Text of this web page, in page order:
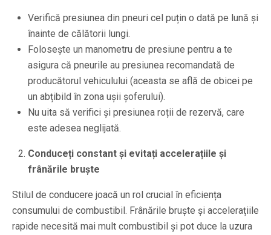
Verifică presiunea din pneuri cel puțin o dată pe lună și
înainte de călătorii lungi.
Folosește un manometru de presiune pentru a te
asigura că pneurile au presiunea recomandată de
producătorul vehiculului (aceasta se află de obicei pe
un abțibild în zona ușii șoferului).
Nu uita să verifici și presiunea roții de rezervă, care
este adesea neglijată.
Conduceți constant și evitați accelerațiile și
frânările bruște
Stilul de conducere joacă un rol crucial în eficiența
consumului de combustibil. Frânările bruște și accelerațiile
rapide necesită mai mult combustibil și pot duce la uzura